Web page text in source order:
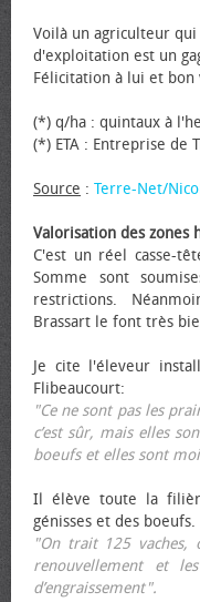
Voilà un agriculteur
d'exploitation est un
Félicitation à lui et bon
(*) q/ha : quintaux à
(*) ETA : Entreprise de
Source : Terre-Net/
Valorisation des zones
C'est un réel casse-
Somme sont
restrictions.
Brassart le font très
Je cite l'éleveur
Flibeaucourt:
"Ce ne sont pas les
c’est sûr, mais elles
bœufs et elles sont
Il élève toute la
génisses et des bœufs.
"On trait 125 vaches,
renouvellement et
d’engraissement".